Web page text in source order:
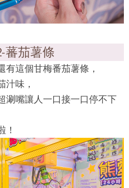
蕃茄薯條
有這個甘梅番茄薯條，
汁味，
涮嘴讓人一口接一口停不下
！